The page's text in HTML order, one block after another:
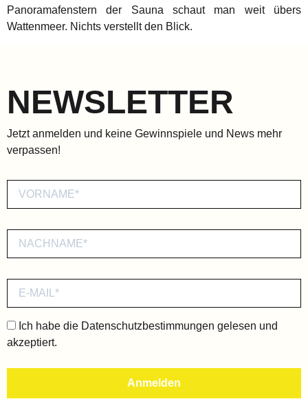
Panoramafenstern der Sauna schaut man weit übers
Wattenmeer. Nichts verstellt den Blick.
NEWSLETTER
Jetzt anmelden und keine Gewinnspiele und News mehr
verpassen!
Ich habe die Datenschutzbestimmungen gelesen und
akzeptiert.